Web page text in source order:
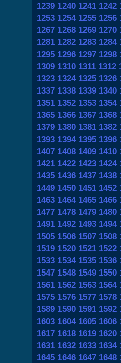
1239 1240 1241 1242
1253 1254 1255 1256
1267 1268 1269 1270
1281 1282 1283 1284
1295 1296 1297 1298
1309 1310 1311 1312
1323 1324 1325 1326
1337 1338 1339 1340
1351 1352 1353 1354
1365 1366 1367 1368
1379 1380 1381 1382
1393 1394 1395 1396
1407 1408 1409 1410
1421 1422 1423 1424
1435 1436 1437 1438
1449 1450 1451 1452
1463 1464 1465 1466
1477 1478 1479 1480
1491 1492 1493 1494
1505 1506 1507 1508
1519 1520 1521 1522
1533 1534 1535 1536
1547 1548 1549 1550
1561 1562 1563 1564
1575 1576 1577 1578
1589 1590 1591 1592
1603 1604 1605 1606
1617 1618 1619 1620
1631 1632 1633 1634
1645 1646 1647 1648